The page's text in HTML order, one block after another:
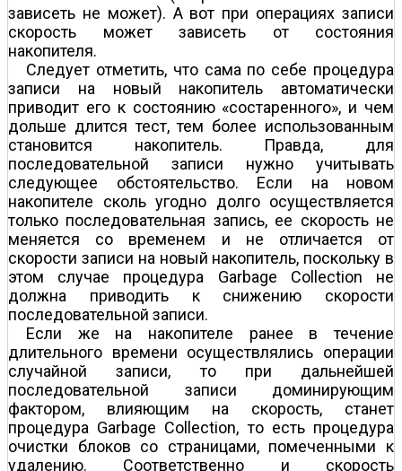
зависеть не может). А вот при операциях записи
скорость может зависеть от состояния
накопителя.
Следует отметить, что сама по себе процедура
записи на новый накопитель автоматически
приводит его к состоянию «состаренного», и чем
дольше длится тест, тем более использованным
становится накопитель. Правда, для
последовательной записи нужно учитывать
следующее обстоятельство. Если на новом
накопителе сколь угодно долго осуществляется
только последовательная запись, ее скорость не
меняется со временем и не отличается от
скорости записи на новый накопитель, поскольку в
этом случае процедура Garbage Collection не
должна приводить к снижению скорости
последовательной записи.
Если же на накопителе ранее в течение
длительного времени осуществлялись операции
случайной записи, то при дальнейшей
последовательной записи доминирующим
фактором, влияющим на скорость, станет
процедура Garbage Collection, то есть процедура
очистки блоков со страницами, помеченными к
удалению. Соответственно и скорость